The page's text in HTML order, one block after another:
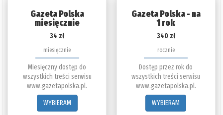
Gazeta Polska
miesięcznie
34 zł
miesięcznie
Miesięczny dostęp do
wszystkich treści serwisu
www.gazetapolska.pl.
WYBIERAM
Gazeta Polska - na
1 rok
340 zł
rocznie
Dostęp przez rok do
wszystkich treści serwisu
www.gazetapolska.pl.
WYBIERAM